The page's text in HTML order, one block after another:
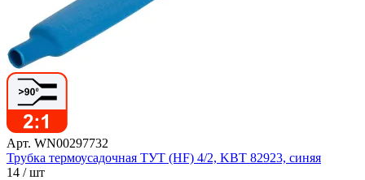
Арт. WN00297732
Трубка термоусадочная ТУТ (HF) 4/2, KBT 82923, синяя
14 / шт